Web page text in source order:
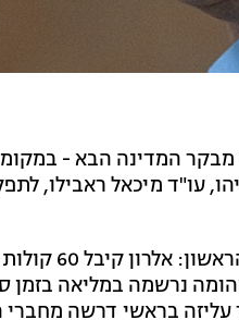
המדינה הבא -
עו"ד מיכאל ראבילו,
נרשמה במליאה
עליזה בראשי דרשה